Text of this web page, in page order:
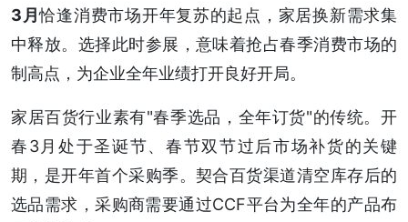
3月恰逢消费市场开年复苏的起点，家居换新需求集
中释放。选择此时参展，意味着抢占春季消费市场的
制高点，为企业全年业绩打开良好开局。
家居百货行业素有"春季选品，全年订货"的传统。开
春3月处于圣诞节、春节双节过后市场补货的关键
期，是开年首个采购季。契合百货渠道清空库存后的
选品需求，采购商需要通过CCF平台为全年的产品布